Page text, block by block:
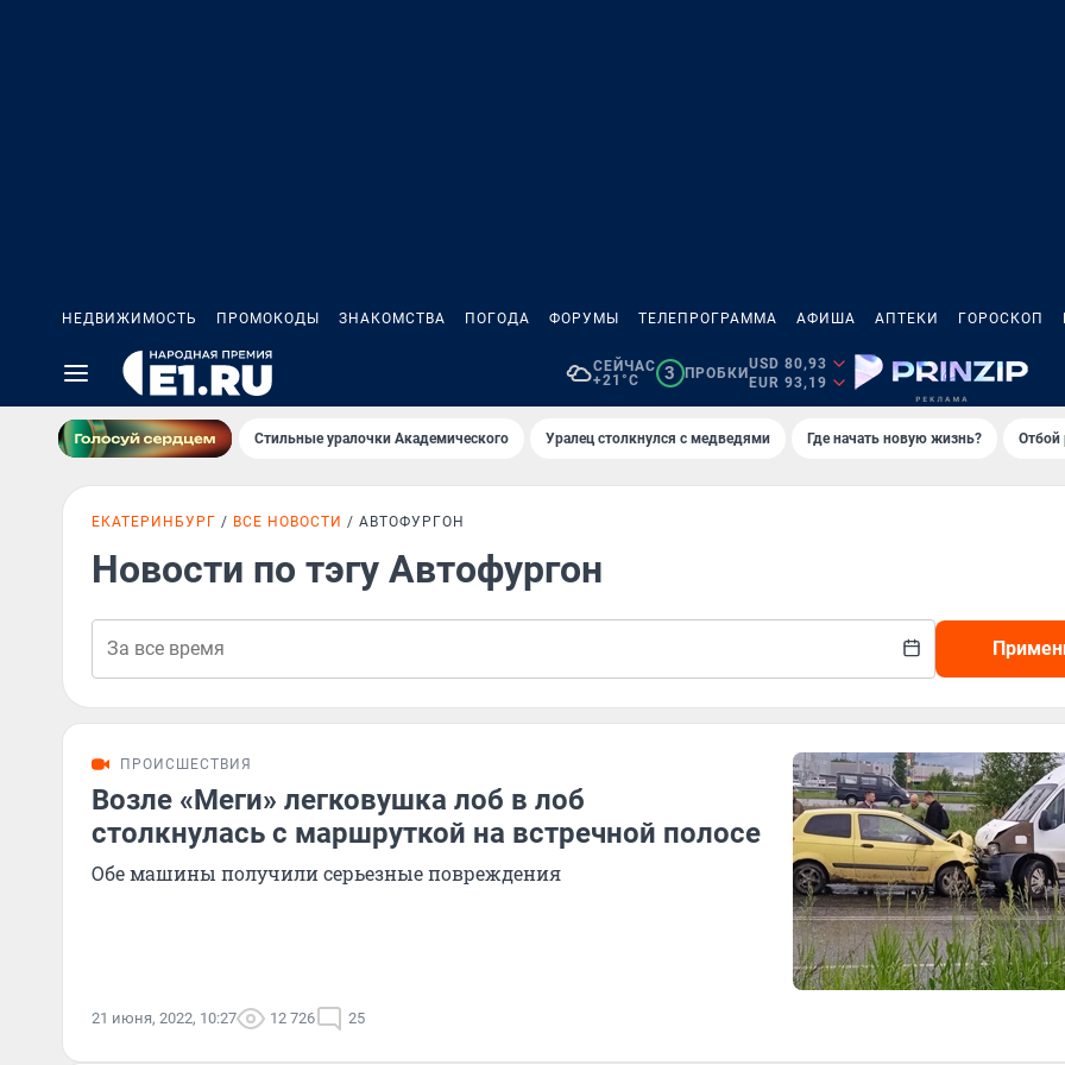
НЕДВИЖИМОСТЬ ПРОМОКОДЫ ЗНАКОМСТВА ПОГОДА ФОРУМЫ ТЕЛЕПРОГРАММА АФИША АПТЕКИ ГОРОСКОП
СЕЙЧАС
+21°C
3 ПРОБКИ
USD 80,93
EUR 93,19
Стильные уралочки Академического Уралец столкнулся с медведями Где начать новую жизнь? Отбой
ЕКАТЕРИНБУРГ ВСЕ НОВОСТИ АВТОФУРГОН
Новости по тэгу Автофургон
ПРОИСШЕСТВИЯ
Возле «Меги» легковушка лоб в лоб
столкнулась с маршруткой на встречной полосе
Обе машины получили серьезные повреждения
21 июня, 2022, 10:27 12 726 25